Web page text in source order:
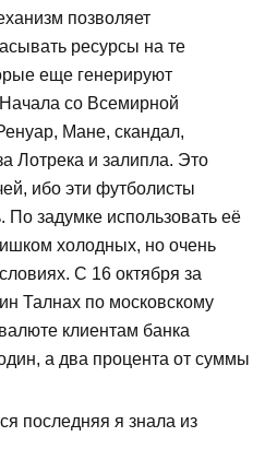
позволяет
ресурсы на те
еще генерируют
со Всемирной
Мане, скандал,
Лотрека и залипла. Это
ибо эти футболисты
По задумке использовать её
холодных, но очень
С 16 октября за
Талнах по московскому
клиентам банка
а два процента от суммы
последняя я знала из